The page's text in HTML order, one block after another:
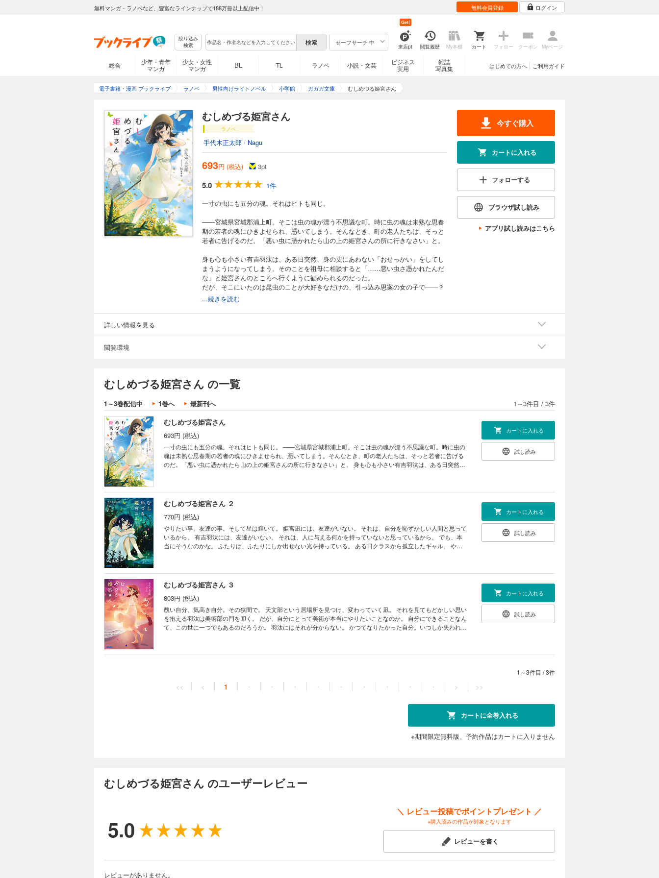
無料マンガ・ラノベなど、豊富なラインナップで188万冊以上配信中！ 無料会員登録 ログイン
絞り込み
検索
セーフサーチ 中
来店pt
Get!
閲覧履歴 My本棚 カート フォロー クーポン Myページ
総合
少年・青年
マンガ
少女・女性
マンガ
BL TL ラノベ 小説・文芸
ビジネス
実用
雑誌
写真集
ご利用ガイド
はじめての方へ
電子書籍・漫画 ブックライブ ラノベ 男性向けライトノベル 小学館 ガガガ文庫 むしめづる姫宮さん
むしめづる姫宮さん
ラノベ
手代木正太郎 / Nagu
693円 (税込) 3pt
5.0
1件
一寸の虫にも五分の魂。それはヒトも同じ。
――宮城県宮城郡浦上町。そこは虫の魂が漂う不思議な町。時に虫の魂は未熟な思春
期の若者の魂にひきよせられ、憑いてしまう。そんなとき、町の老人たちは、そっと
若者に告げるのだ。「悪い虫に憑かれたら山の上の姫宮さんの所に行きなさい」と。
身も心も小さい有吉羽汰は、ある日突然、身の丈にあわない「おせっかい」をしてし
まうようになってしまう。そのことを祖母に相談すると「……悪い虫さ憑かれたんだ
な」と姫宮さんのところへ行くように勧められるのだった。
だが、そこにいたのは昆虫のことが大好きなだけの、引っ込み思案の女の子で――？
セミの魂に憑かれ、五日おきにしか家を出られなくなった幼馴染み。
バッタの魂で集団化し、学校を支配し始めた女子ダンス部たち。
なるのであった。
※この作品は底本と同じクオリティのカラーイラスト、モノクロの挿絵イラストが収
録されています。
...続きを読む
今すぐ購入
カートに入れる
フォローする
ブラウザ試し読み
アプリ試し読みはこちら
詳しい情報を見る
閲覧環境
むしめづる姫宮さん の一覧
1～3巻配信中 1巻へ 最新刊へ 1～3件目 / 3件
むしめづる姫宮さん
693円 (税込)
一寸の虫にも五分の魂。それはヒトも同じ。 ――宮城県宮城郡浦上町。そこは虫の魂が漂う不思議な町。時に虫の
魂は未熟な思春期の若者の魂にひきよせられ、憑いてしまう。そんなとき、町の老人たちは、そっと若者に告げる
のだ。「悪い虫に憑かれたら山の上の姫宮さんの所に行きなさい」と。 身も心も小さい有吉羽汰は、ある日突然、
きなだけの、引っ込み思案の女の子で――？ セミの魂に憑かれ、五日おきにしか家を出られなくなった幼馴染み。
バッタの魂で集団化し、学校を支配し始めた女子ダンス部たち。 虫の魂による奇妙な騒動を、羽汰は虫好き少女姫
宮さんとともに解決してゆくことになるのであった。 虫と人間、五分と五分の魂が巻き起こす、ちょっと不思議な
青春物語。 ※「ガ報」付き！ ※この作品は底本と同じクオリティのカラーイラスト、モノクロの挿絵イラストが収
録されています。
カートに入れる
試し読み
むしめづる姫宮さん ２
770円 (税込)
やりたい事。友達の事。そして星は輝いて。 姫宮凪には、友達がいない。 それは、自分を恥ずかしい人間と思って
いるから。 有吉羽汰には、友達がいない。 それは、人に与える何かを持っていないと思っているから。 でも、本
当にそうなのかな。 ふたりは、ふたりにしか出せない光を持っている。 ある日クラスから孤立したギャル。 やる
る、ヒトと虫の魂が織りなす、とある青春の物語。 ※「ガ報」付き！ ※この作品は底本と同じクオリティのカラー
イラスト、モノクロの挿絵イラストが収録されています。
カートに入れる
試し読み
むしめづる姫宮さん ３
803円 (税込)
醜い自分、気高き自分。その狭間で。 天文部という居場所を見つけ、変わっていく凪。 それを見てもどかしい思い
を抱える羽汰は美術部の門を叩く。 だが、自分にとって美術が本当にやりたいことなのか。 自分にできることなん
て、この世に一つでもあるのだろうか。 羽汰にはそれが分からない。 かつてなりたかった自分。いつしか失われて
羽汰の何の想いに引き寄せられたのか。 逃げて、逃げて、逃げたその先に答えなんてものがあるのだろうか。 理想
カートに入れる
試し読み
1～3件目 /3件
<< < 1 ・ ・ ・ ・ ・ ・ ・ ・ ・ > >>
カートに全巻入れる
※期間限定無料版、予約作品はカートに入りません
むしめづる姫宮さん のユーザーレビュー
5.0
＼ レビュー投稿でポイントプレゼント ／
※購入済みの作品が対象となります
レビューを書く
レビューがありません。